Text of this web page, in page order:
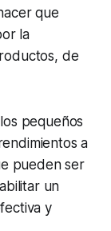
que
la
de
pequeños
a
pueden ser
un
y